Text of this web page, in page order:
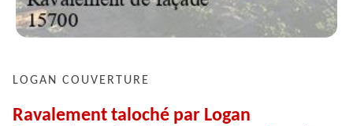
LOGAN COUVERTURE
Ravalement taloché par Logan